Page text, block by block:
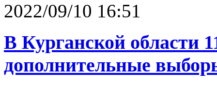
2022/09/10 16:51
В Курганской области
дополнительные